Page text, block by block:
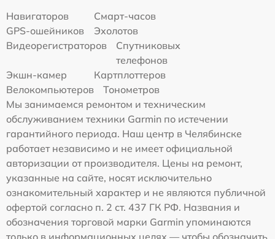
Навигаторов
Смарт-часов
GPS-ошейников
Эхолотов
Видеорегистраторов
Спутниковых
телефонов
Экшн-камер
Картплоттеров
Велокомпьютеров
Тонометров
Мы занимаемся ремонтом и техническим
обслуживанием техники Garmin по истечении
гарантийного периода. Наш центр в Челябинске
работает независимо и не имеет официальной
авторизации от производителя. Цены на ремонт,
указанные на сайте, носят исключительно
ознакомительный характер и не являются публичной
офертой согласно п. 2 ст. 437 ГК РФ. Названия и
обозначения торговой марки Garmin упоминаются
только в информационных целях — чтобы обозначить